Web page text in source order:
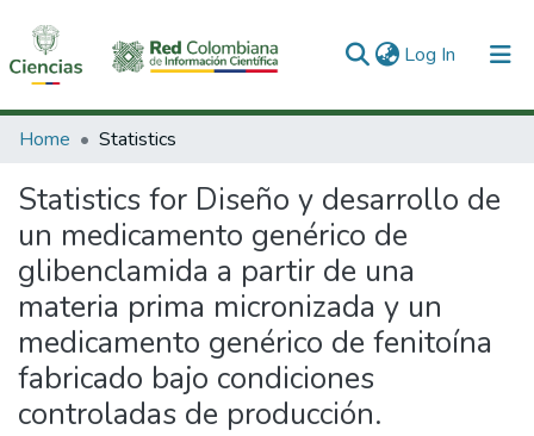
Log In (current)
Communities & Collections
All of DSpace
Home Statistics
Statistics for Diseño y desarrollo de
un medicamento genérico de
glibenclamida a partir de una
materia prima micronizada y un
medicamento genérico de fenitoína
fabricado bajo condiciones
controladas de producción.